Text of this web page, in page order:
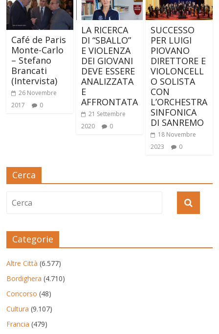
Café de Paris
Monte-Carlo
– Stefano
Brancati
(Intervista)
26 Novembre
2017
0
LA RICERCA
DI “SBALLO”
E VIOLENZA
DEI GIOVANI
DEVE ESSERE
ANALIZZATA
E
AFFRONTATA
21 Settembre
2020
0
SUCCESSO
PER LUIGI
PIOVANO
DIRETTORE E
VIOLONCELL
O SOLISTA
CON
L’ORCHESTRA
SINFONICA
DI SANREMO
18 Novembre
2023
0
Cerca
Categorie
Altre Città (6.577)
Bordighera (4.710)
Concorso (48)
Cultura (9.107)
Francia (479)